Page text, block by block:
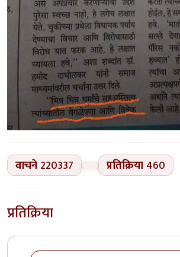
वाचने 220337 प्रतिक्रिया 460
प्रतिक्रिया